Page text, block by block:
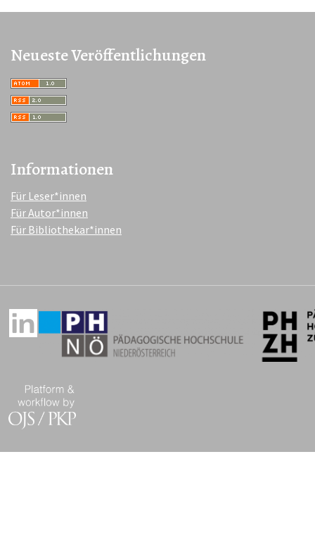
Neueste Veröffentlichungen
Informationen
Für Leser*innen
Für Autor*innen
Für Bibliothekar*innen